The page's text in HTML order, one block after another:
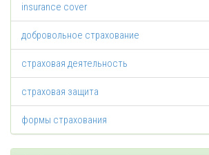
insurance cover
добровольное страхование
страховая деятельность
страховая защита
формы страхования